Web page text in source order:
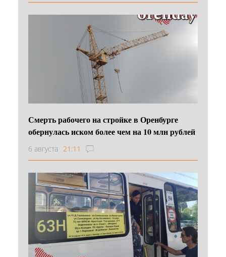
Смерть рабочего на стройке в Оренбурге
обернулась иском более чем на 10 млн рублей
6 августа 21:11